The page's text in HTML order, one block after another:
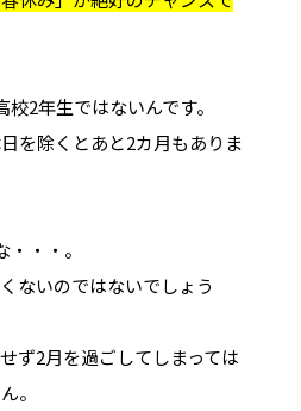
2年生ではないんです。
を除くとあと2カ月もありま
・・。
ないのではないでしょう
ず2月を過ごしてしまっては
。